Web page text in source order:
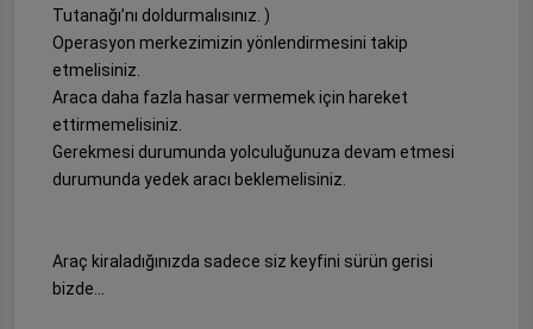
Tutanağı’nı doldurmalısınız. )
Operasyon merkezimizin yönlendirmesini takip
etmelisiniz.
Araca daha fazla hasar vermemek için hareket
ettirmemelisiniz.
Gerekmesi durumunda yolculuğunuza devam etmesi
durumunda yedek aracı beklemelisiniz.
Araç kiraladığınızda sadece siz keyfini sürün gerisi
bizde…